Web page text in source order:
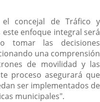
concejal de Tráfico y
enfoque integral será
tomar las decisiones
una comprensión
de movilidad y las
proceso asegurará que
ser implementados de
municipales".